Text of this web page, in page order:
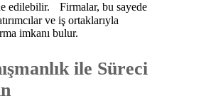
edilebilir. Firmalar, bu sayede
ve iş ortaklarıyla
imkanı bulur.
ile Süreci